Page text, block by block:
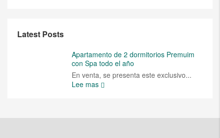
Latest Posts
Apartamento de 2 dormitorios Premuim
con Spa todo el año
En venta, se presenta este exclusivo...
Lee mas